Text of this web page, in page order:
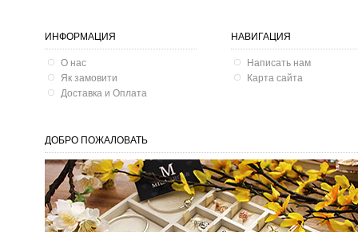
ИНФОРМАЦИЯ
О нас
Як замовити
Доставка и Оплата
НАВИГАЦИЯ
Написать нам
Карта сайта
ДОБРО ПОЖАЛОВАТЬ